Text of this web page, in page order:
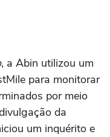
, a Abin utilizou um
para monitorar
por meio
da
um inquérito e